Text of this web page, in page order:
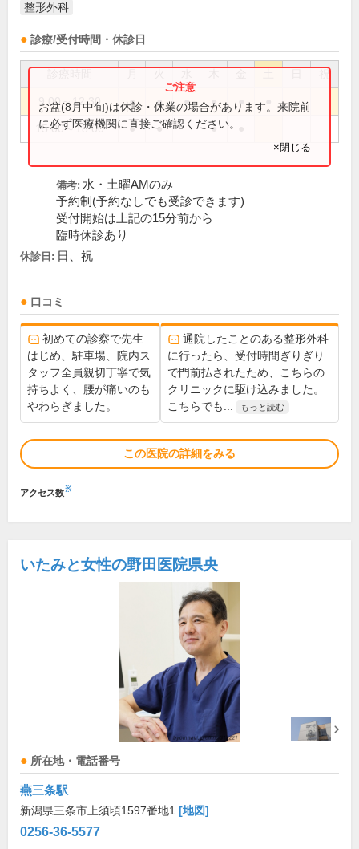
整形外科
診療/受付時間・休診日
祝
9:00～12:30 ● ● ● ● ●
15:00～18:00 ● ● ●
お盆(8月中旬)は休診・休業の場合があります。来院前
に必ず医療機関に直接ご確認ください。
×閉じる
備考: 水・土曜AMのみ
予約制(予約なしでも受診できます)
受付開始は上記の15分前から
臨時休診あり
休診日: 日、祝
口コミ
初めての診察で先生
はじめ、駐車場、院内ス
タッフ全員親切丁寧で気
持ちよく、腰が痛いのも
やわらぎました。
通院したことのある整形外科
に行ったら、受付時間ぎりぎり
で門前払されたため、こちらの
クリニックに駆け込みました。
こちらでも...
もっと読む
この医院の詳細をみる
アクセス数※
いたみと女性の野田医院県央
所在地・電話番号
燕三条駅
新潟県三条市上須頃1597番地1 [地図]
0256-36-5577